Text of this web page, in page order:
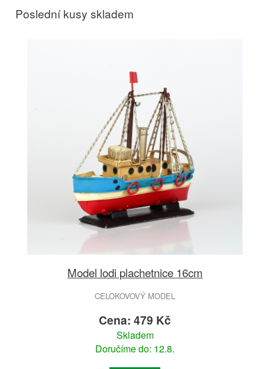
Poslední kusy skladem
Model lodi plachetnice 16cm
CELOKOVOVÝ MODEL
Cena: 479 Kč
Skladem
Doručíme do: 12.8.